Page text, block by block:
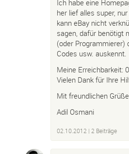
Ich habe eine
her lief alles super,
kann eBay nicht
sagen, dafür benötigt
(oder Programmierer)
Codes usw. auskennt.
Meine Erreichbarkeit:
Vielen Dank für Ihre
Mit freundlichen
Adil Osmani
02.10.2012 | 2 Beiträge